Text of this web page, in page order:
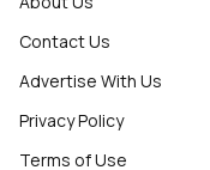
Contact Us
Advertise With Us
Privacy Policy
Terms of Use